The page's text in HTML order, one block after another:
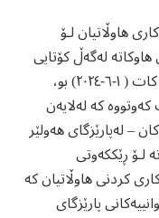
هاوڵاتیان لۆ
لەگەڵ کۆتایی
هاتنی ماوەی یاسایی ئەو مۆڵەتە، کە کۆتا کات ( ١-٦-٢٠٢٤) بو،
کە لەلایەن
– لەپارێزگای هەولێر
لۆ ڕێککەوتی
کردنی هاوڵاتیان کە
پارێزگای